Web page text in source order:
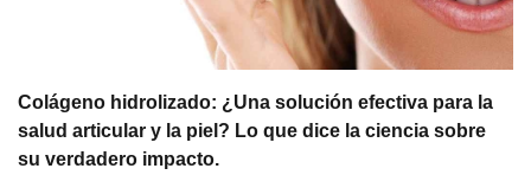
Colágeno hidrolizado: ¿Una solución efectiva para la
salud articular y la piel? Lo que dice la ciencia sobre
su verdadero impacto.